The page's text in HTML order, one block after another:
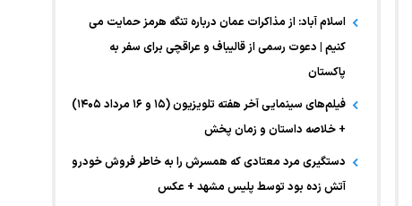
اسلام آباد: از مذاکرات عمان درباره تنگه هرمز حمایت می
کنیم | دعوت رسمی از قالیباف و عراقچی برای سفر به
پاکستان
فیلم‌های سینمایی آخر هفته تلویزیون (۱۵ و ۱۶ مرداد ۱۴۰۵)
+ خلاصه داستان و زمان پخش
دستگیری مرد معتادی که همسرش را به خاطر فروش خودرو
آتش زده بود توسط پلیس مشهد + عکس